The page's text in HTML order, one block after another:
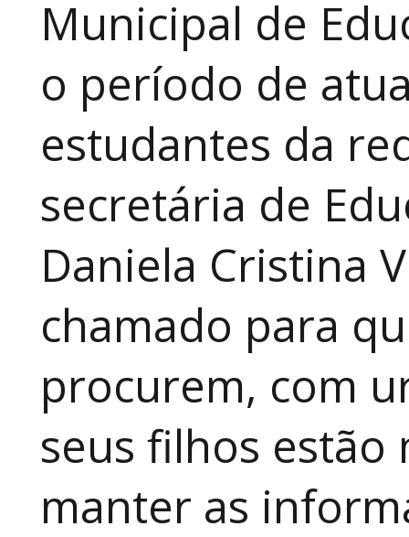
Municipal de
o período de
estudantes da
secretária de
Daniela Cristina
chamado para
procurem, com
seus filhos
manter as